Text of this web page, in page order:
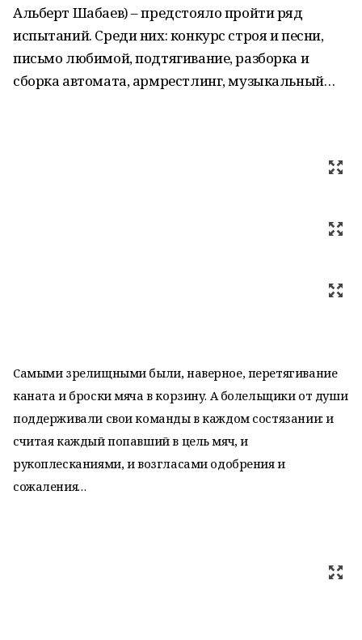
Альберт Шабаев) – предстояло пройти ряд
испытаний. Среди них: конкурс строя и песни,
письмо любимой, подтягивание, разборка и
сборка автомата, армрестлинг, музыкальный…
Самыми зрелищными были, наверное, перетягивание
каната и броски мяча в корзину. А болельщики от души
поддерживали свои команды в каждом состязании: и
считая каждый попавший в цель мяч, и
рукоплесканиями, и возгласами одобрения и
сожаления…